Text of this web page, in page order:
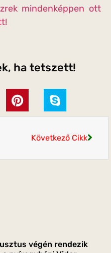
mindenképpen ott
ha tetszett!
Következő Cikk
végén rendezik